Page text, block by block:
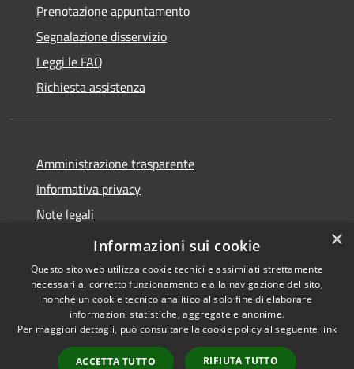
Prenotazione appuntamento
Segnalazione disservizio
Leggi le FAQ
Richiesta assistenza
Amministrazione trasparente
Informativa privacy
Note legali
Dichiarazione di accessibilità
Accessibilità
Copyright © 2026 • Comune di
Santo Stefano di Cadore •
Powered byMunicipium
×
Informazioni sui cookie
Questo sito web utilizza cookie tecnici e assimilati strettamente
necessari al corretto funzionamento e alla navigazione del sito,
nonché un cookie tecnico analitico al solo fine di elaborare
informazioni statistiche, aggregate e anonime.
Per maggiori dettagli, può consultare la cookie policy al seguente link
ACCETTA TUTTO RIFIUTA TUTTO